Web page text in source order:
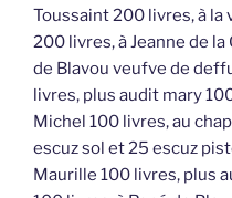
Toussaint 200 livres, à
200 livres, à Jeanne de
de Blavou veufve de
livres, plus audit mary
Michel 100 livres, au
escuz sol et 25 escuz
Maurille 100 livres, plus